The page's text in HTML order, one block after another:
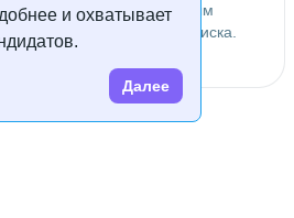
и охватывает
Далее
специалистов по заданным
изменить условия поиска.